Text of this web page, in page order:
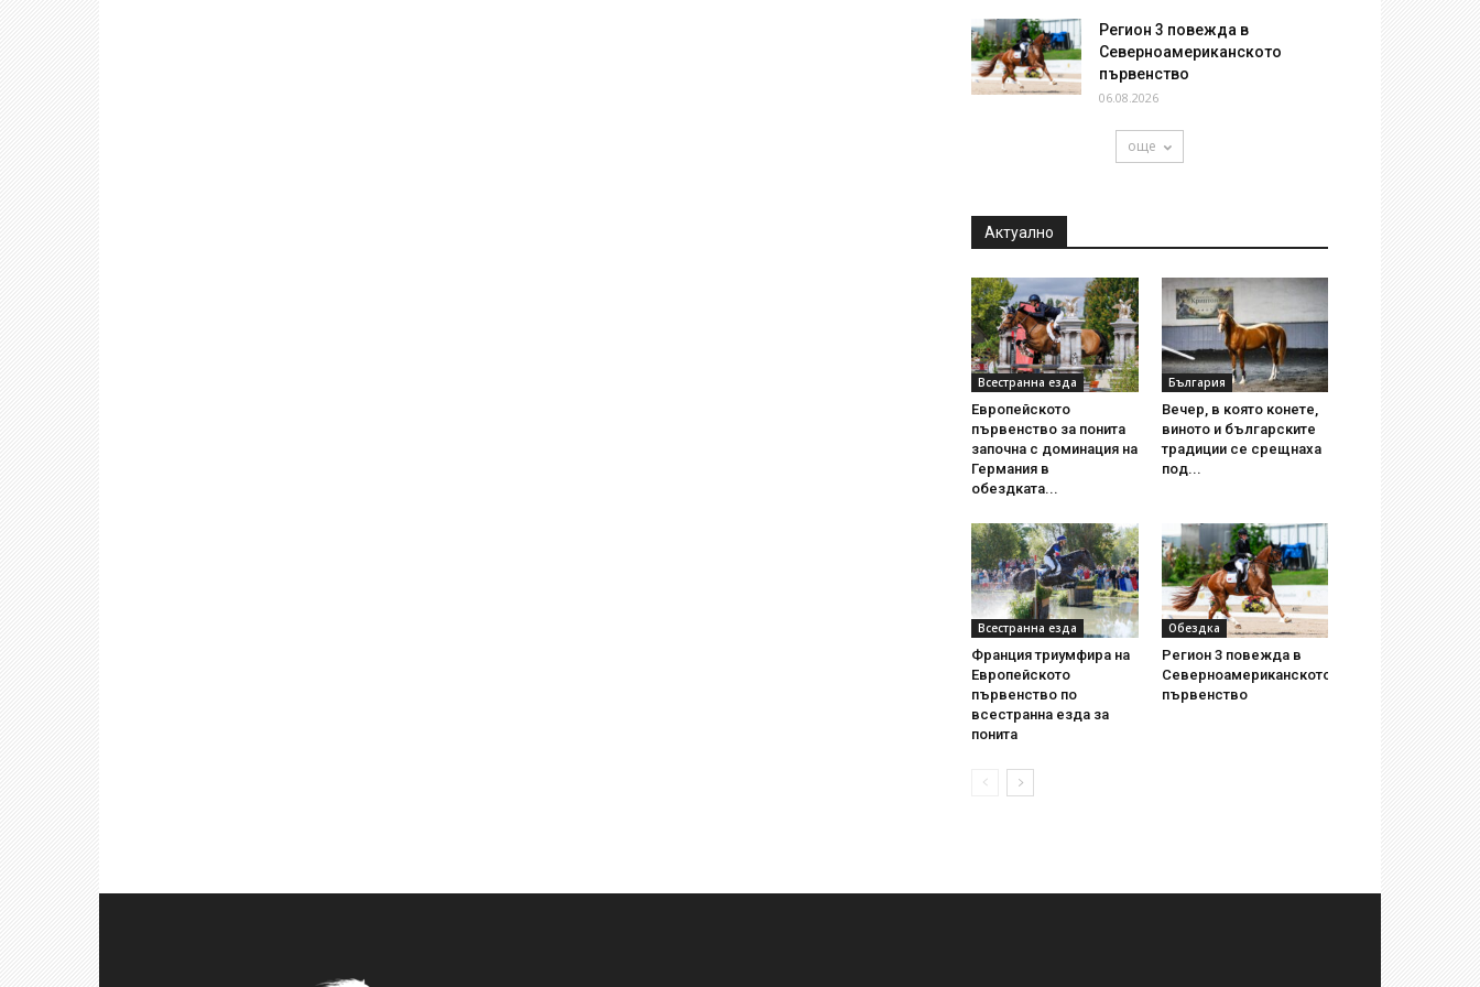
Регион 3 повежда в
Северноамериканското
първенство
06.08.2026
още
Актуално
Всестранна езда
Европейското
първенство за понита
започна с доминация на
Германия в
обездката...
България
Вечер, в която конете,
виното и българските
традиции се срещнаха
под...
Всестранна езда
Франция триумфира на
Европейското
първенство по
всестранна езда за
понита
Обездка
Регион 3 повежда в
Северноамериканското
първенство